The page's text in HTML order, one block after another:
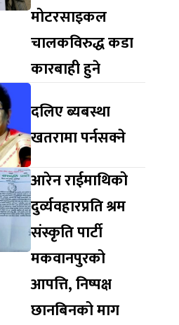
मोटरसाइकल
चालकविरुद्ध कडा
कारबाही हुने
दलिए ब्यबस्था
खतरामा पर्नसक्ने
आरेन राईमाथिको
दुर्व्यवहारप्रति श्रम
संस्कृति पार्टी
मकवानपुरको
आपत्ति, निष्पक्ष
छानबिनको माग